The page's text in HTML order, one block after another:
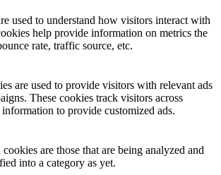
used to understand how visitors interact with
help provide information on metrics the
rate, traffic source, etc.
are used to provide visitors with relevant ads
These cookies track visitors across
to provide customized ads.
are those that are being analyzed and
into a category as yet.